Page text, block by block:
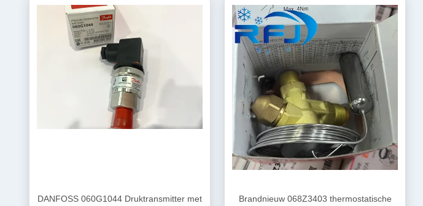
DANFOSS 060G1044 Druktransmitter met
Brandnieuw 068Z3403 thermostatische